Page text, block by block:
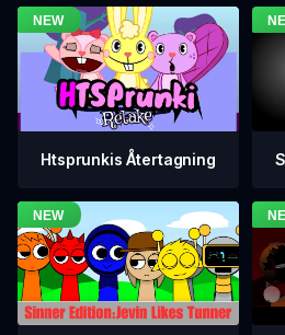
Htsprunkis Återtagning